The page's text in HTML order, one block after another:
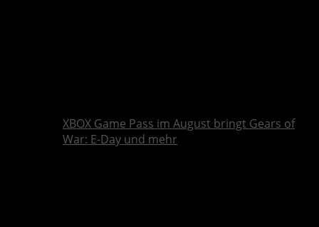
XBOX Game Pass im August bringt Gears of
War: E-Day und mehr